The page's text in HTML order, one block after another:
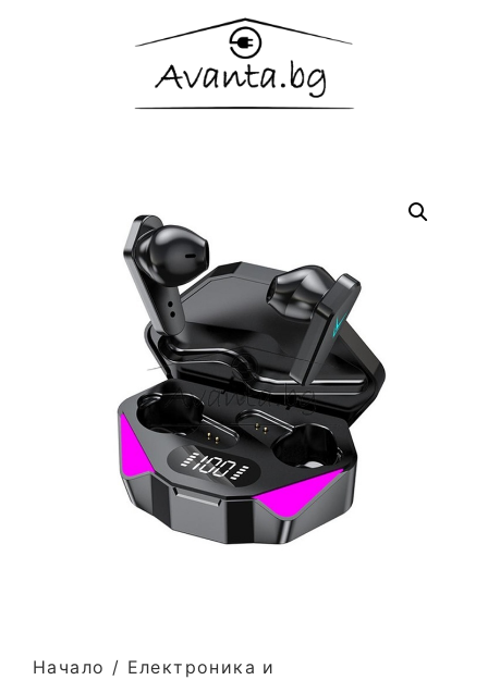
Начало / Електроника и